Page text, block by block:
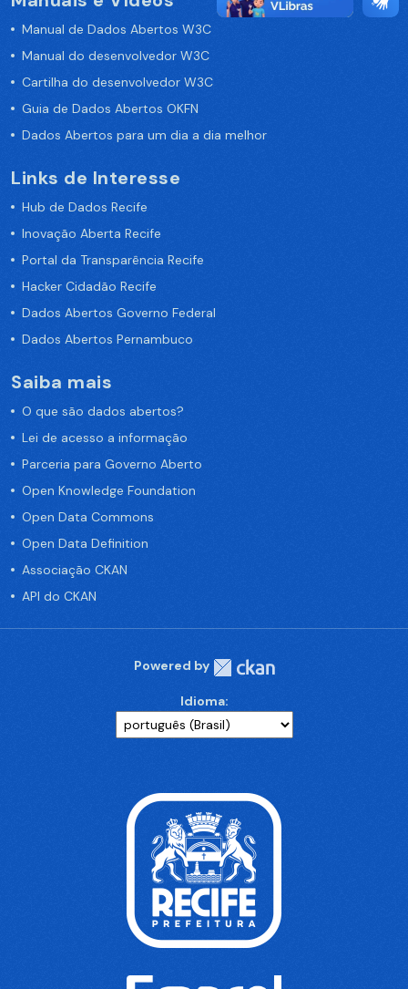
Manual de Dados Abertos W3C
Manual do desenvolvedor W3C
Cartilha do desenvolvedor W3C
Guia de Dados Abertos OKFN
Dados Abertos para um dia a dia melhor
Links de Interesse
Hub de Dados Recife
Inovação Aberta Recife
Portal da Transparência Recife
Hacker Cidadão Recife
Dados Abertos Governo Federal
Dados Abertos Pernambuco
Saiba mais
O que são dados abertos?
Lei de acesso a informação
Parceria para Governo Aberto
Open Knowledge Foundation
Open Data Commons
Open Data Definition
Associação CKAN
API do CKAN
Powered by
Idioma